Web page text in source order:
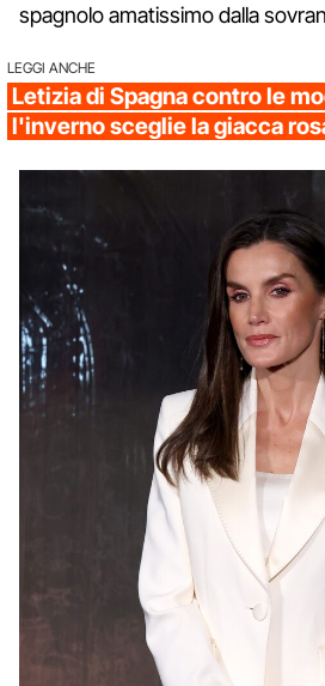
spagnolo amatissimo dalla
LEGGI ANCHE
Letizia di Spagna contro le
l'inverno sceglie la giacca